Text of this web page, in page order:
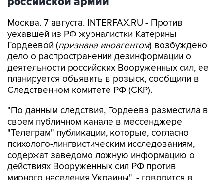
Москва. 7 августа. INTERFAX.RU - Против
Гордеевой (признана иноагентом ) возбуждено
дело о распространении дезинформации о
деятельности российских Вооруженных сил, ее
планируется объявить в розыск, сообщили в
Следственном комитете РФ (СКР).
"По данным следствия, Гордеева разместила в
"Телеграм" публикации, которые, согласно
психолого-лингвистическим исследованиям,
содержат заведомо ложную информацию о
действиях Вооруженных сил РФ против
мирного населения Украины", - говорится в
сообщении СКР в канале в MAX в пятницу.